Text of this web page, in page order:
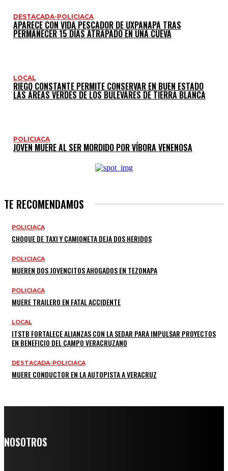
DESTACADA-POLICIACA
APARECE CON VIDA PESCADOR DE UXPANAPA TRAS
PERMANECER 15 DÍAS ATRAPADO EN UNA CUEVA
LOCAL
RIEGO CONSTANTE PERMITE CONSERVAR EN BUEN ESTADO
LAS ÁREAS VERDES DE LOS BULEVARES DE TIERRA BLANCA
POLICIACA
JOVEN MUERE AL SER MORDIDO POR VÍBORA VENENOSA
TE RECOMENDAMOS
POLICIACA
CHOQUE DE TAXI Y CAMIONETA DEJA DOS HERIDOS
POLICIACA
MUEREN DOS JOVENCITOS AHOGADOS EN TEZONAPA
POLICIACA
MUERE TRAILERO EN FATAL ACCIDENTE
LOCAL
ITSTB FORTALECE ALIANZAS CON LA SEDAR PARA IMPULSAR PROYECTOS
EN BENEFICIO DEL CAMPO VERACRUZANO
DESTACADA-POLICIACA
MUERE CONDUCTOR EN LA AUTOPISTA A VERACRUZ
NOSOTROS